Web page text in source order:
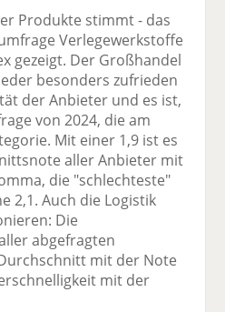
Produkte stimmt - das
Verlegewerkstoffe
gezeigt. Der Großhandel
besonders zufrieden
der Anbieter und es ist,
von 2024, die am
Mit einer 1,9 ist es
aller Anbieter mit
die "schlechteste"
2,1. Auch die Logistik
Die
abgefragten
mit der Note
mit der